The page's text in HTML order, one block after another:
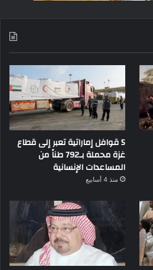
5 قوافل إماراتية تعبر إلى قطاع
غزة محملة بـ792 طناً من
المساعدات الإنسانية
منذ 4 أسابيع